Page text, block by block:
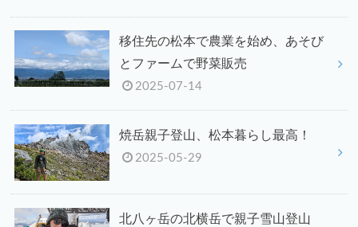
移住先の松本で農業を始め、あそび
とファームで野菜販売
2025-07-14
焼岳親子登山、松本暮らし最高！
2025-05-29
北八ヶ岳の北横岳で親子雪山登山